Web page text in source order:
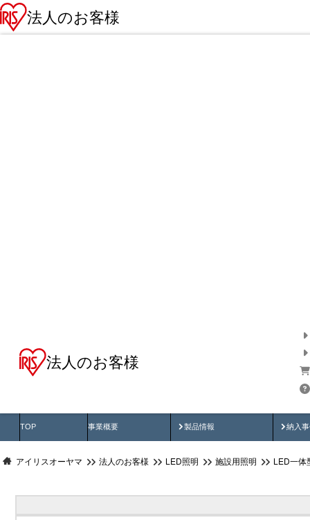
法人のお客様
法人のお客様
TOP 事業概要 製品情報
製品動画 納入
納
アイリスオーヤマ 法人のお客様 LED照明 施設用照明 LED一体